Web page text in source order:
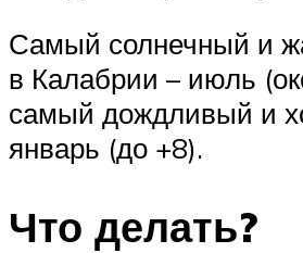
Самый солнечный и
в Калабрии – июль
самый дождливый и
январь (до +8).
Что делать?